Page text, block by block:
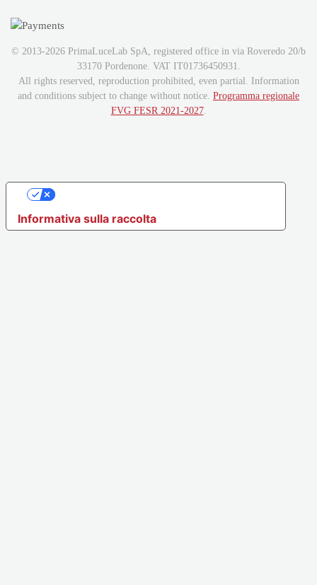
© 2013-2026 PrimaLuceLab SpA, registered office in via Roveredo 20/b
33170 Pordenone. VAT IT01736450931.
All rights reserved, reproduction prohibited, even partial. Information
and conditions subject to change without notice. Programma regionale
FVG FESR 2021-2027.
Informativa sulla raccolta
Le tue preferenze relative alla privacy